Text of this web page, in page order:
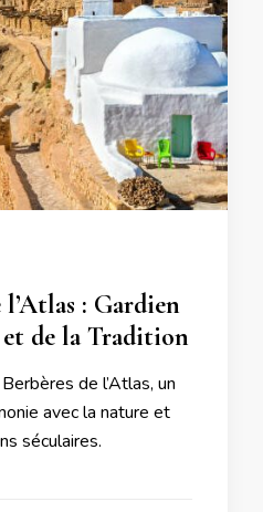
l’Atlas : Gardien
et de la Tradition
de l’Atlas, un
avec la nature et
séculaires.